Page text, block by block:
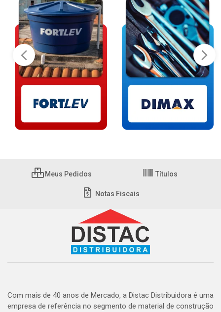
Meus Pedidos Títulos
Notas Fiscais
Com mais de 40 anos de Mercado, a Distac Distribuidora é uma
empresa de referência no segmento de material de construção